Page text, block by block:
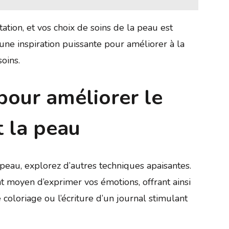
et vos choix de soins de la peau est
inspiration puissante pour améliorer à la
améliorer le
peau
explorez d’autres techniques apaisantes.
d’exprimer vos émotions, offrant ainsi
ou l’écriture d’un journal stimulant